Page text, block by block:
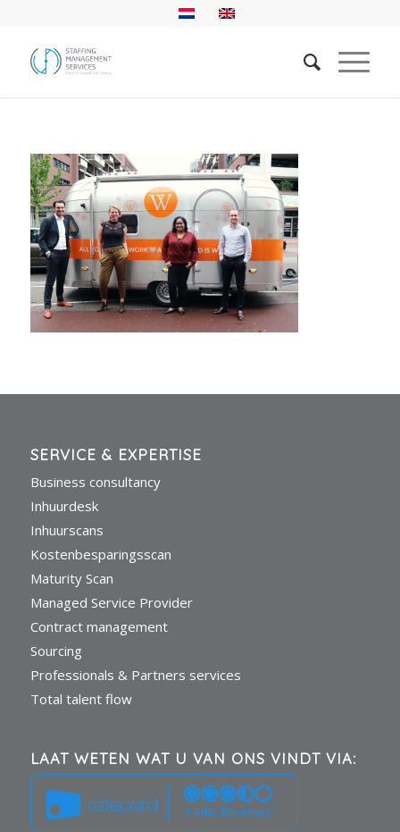
SERVICE & EXPERTISE
Business consultancy
Inhuurdesk
Inhuurscans
Kostenbesparingsscan
Maturity Scan
Managed Service Provider
Contract management
Sourcing
Professionals & Partners services
Total talent flow
LAAT WETEN WAT U VAN ONS VINDT VIA:
1446 Reviews